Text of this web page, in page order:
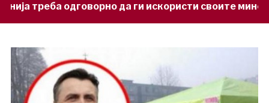
да ги искористи своите минерални богатства